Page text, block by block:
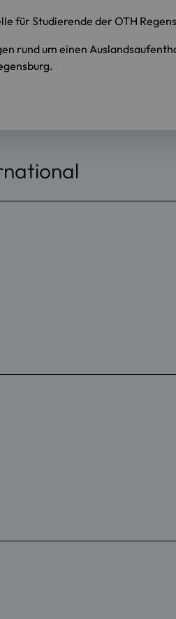
für Studierende der OTH
rund um einen